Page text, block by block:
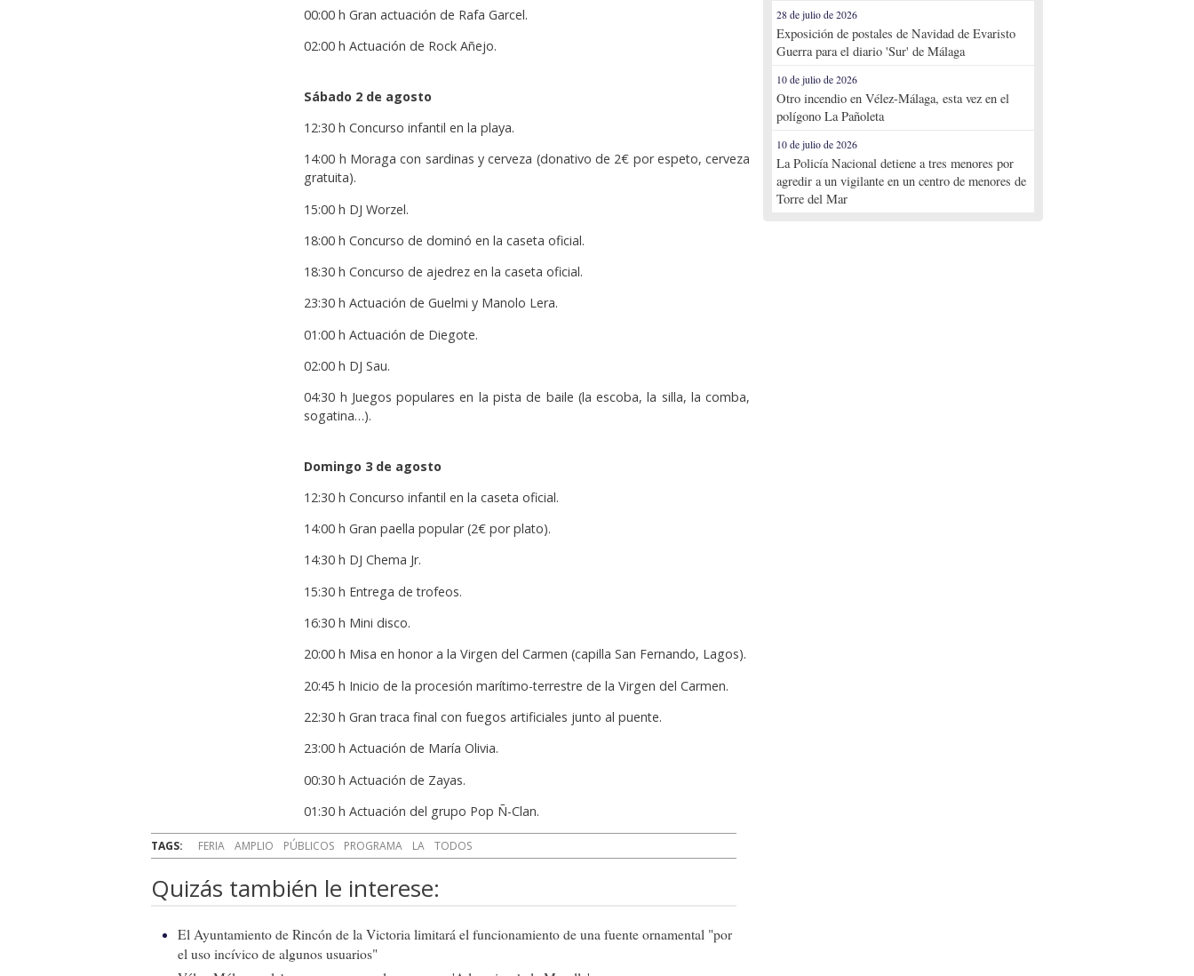
00:00 h Gran actuación de Rafa Garcel.
02:00 h Actuación de Rock Añejo.
Sábado 2 de agosto
12:30 h Concurso infantil en la playa.
14:00 h Moraga con sardinas y cerveza (donativo de 2€ por espeto, cerveza
gratuita).
15:00 h DJ Worzel.
18:00 h Concurso de dominó en la caseta oficial.
18:30 h Concurso de ajedrez en la caseta oficial.
23:30 h Actuación de Guelmi y Manolo Lera.
01:00 h Actuación de Diegote.
02:00 h DJ Sau.
04:30 h Juegos populares en la pista de baile (la escoba, la silla, la comba,
sogatina…).
Domingo 3 de agosto
12:30 h Concurso infantil en la caseta oficial.
14:00 h Gran paella popular (2€ por plato).
14:30 h DJ Chema Jr.
15:30 h Entrega de trofeos.
16:30 h Mini disco.
20:00 h Misa en honor a la Virgen del Carmen (capilla San Fernando, Lagos).
20:45 h Inicio de la procesión marítimo-terrestre de la Virgen del Carmen.
22:30 h Gran traca final con fuegos artificiales junto al puente.
23:00 h Actuación de María Olivia.
00:30 h Actuación de Zayas.
01:30 h Actuación del grupo Pop Ñ-Clan.
TAGS: FERIA AMPLIO PÚBLICOS PROGRAMA LA TODOS
Quizás también le interese:
El Ayuntamiento de Rincón de la Victoria limitará el funcionamiento de una fuente ornamental "por
el uso incívico de algunos usuarios"
28 de julio de 2026
Exposición de postales de Navidad de Evaristo
Guerra para el diario 'Sur' de Málaga
10 de julio de 2026
Otro incendio en Vélez-Málaga, esta vez en el
polígono La Pañoleta
10 de julio de 2026
La Policía Nacional detiene a tres menores por
agredir a un vigilante en un centro de menores de
Torre del Mar